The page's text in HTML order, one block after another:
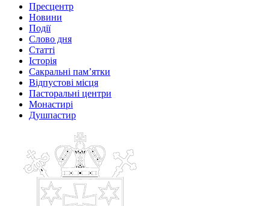
Пресцентр
Новини
Події
Слово дня
Статті
Історія
Сакральні пам’ятки
Відпустові місця
Пасторальні центри
Монастирі
Душпастир